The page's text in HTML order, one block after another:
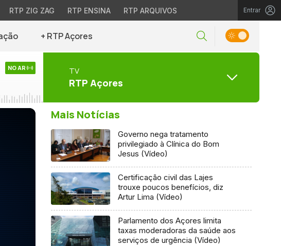
RTP ZIG ZAG RTP ENSINA RTP ARQUIVOS Entrar
+ RTP Açores
NO AR TV
RTP Açores
Mais Notícias
Governo nega tratamento
privilegiado à Clínica do Bom
Jesus (Vídeo)
Certificação civil das Lajes
trouxe poucos benefícios, diz
Artur Lima (Vídeo)
Parlamento dos Açores limita
taxas moderadoras da saúde aos
serviços de urgência (Vídeo)